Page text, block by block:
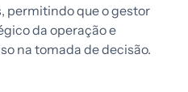
permitindo que o gestor
da operação e
na tomada de decisão.